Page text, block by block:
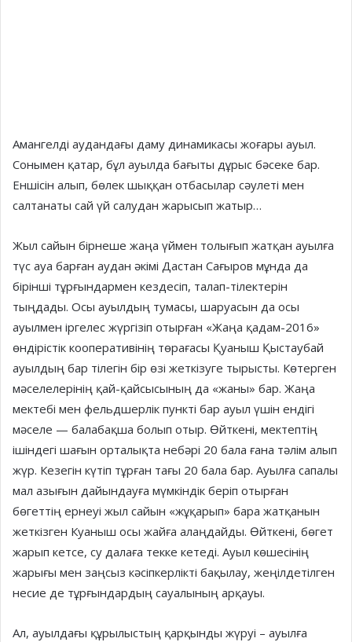
Амангелді аудандағы даму динамикасы жоғары ауыл.
Сонымен қатар, бұл ауылда бағыты дұрыс бәсеке бар.
Еншісін алып, бөлек шыққан отбасылар сәулеті мен
салтанаты сай үй салудан жарысып жатыр…
Жыл сайын бірнеше жаңа үймен толығып жатқан ауылға
түс ауа барған аудан әкімі Дастан Сағыров мұнда да
бірінші тұрғындармен кездесіп, талап-тілектерін
тыңдады. Осы ауылдың тумасы, шаруасын да осы
ауылмен іргелес жүргізіп отырған «Жаңа қадам-2016»
өндірістік кооперативінің төрағасы Қуаныш Қыстаубай
ауылдың бар тілегін бір өзі жеткізуге тырысты. Көтерген
мәселелерінің қай-қайсысының да «жаны» бар. Жаңа
мектебі мен фельдшерлік пункті бар ауыл үшін ендігі
мәселе — балабақша болып отыр. Өйткені, мектептің
ішіндегі шағын орталықта небәрі 20 бала ғана тәлім алып
жүр. Кезегін күтіп тұрған тағы 20 бала бар. Ауылға сапалы
мал азығын дайындауға мүмкіндік беріп отырған
бөгеттің ернеуі жыл сайын «жұқарып» бара жатқанын
жеткізген Куаныш осы жайға алаңдайды. Өйткені, бөгет
жарып кетсе, су далаға текке кетеді. Ауыл көшесінің
жарығы мен заңсыз кәсіпкерлікті бақылау, жеңілдетілген
несие де тұрғындардың сауалының арқауы.
Ал, ауылдағы құрылыстың қарқынды жүруі – ауылға